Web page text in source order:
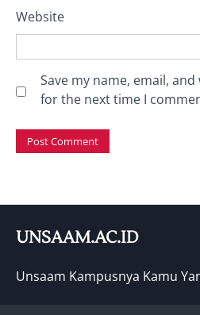
Website
Save my name, email,
for the next time I
UNSAAM.AC.ID
Unsaam Kampusnya Kamu